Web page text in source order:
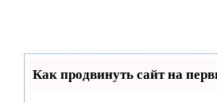
Как продвинуть сайт на